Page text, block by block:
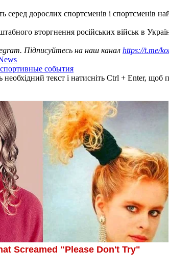
дорослих спортсменів і спортсменів
вторгнення російських військ в
Підписуйтесь на наш канал https://t.me/
спортивные события
текст і натисніть Ctrl + Enter, щоб